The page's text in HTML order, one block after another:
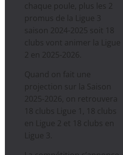
chaque poule, plus les 2
promus de la Ligue 3
saison 2024-2025 soit 18
clubs vont animer la Ligue
2 en 2025-2026.
Quand on fait une
projection sur la Saison
2025-2026, on retrouvera
18 clubs Ligue 1, 18 clubs
en Ligue 2 et 18 clubs en
Ligue 3.